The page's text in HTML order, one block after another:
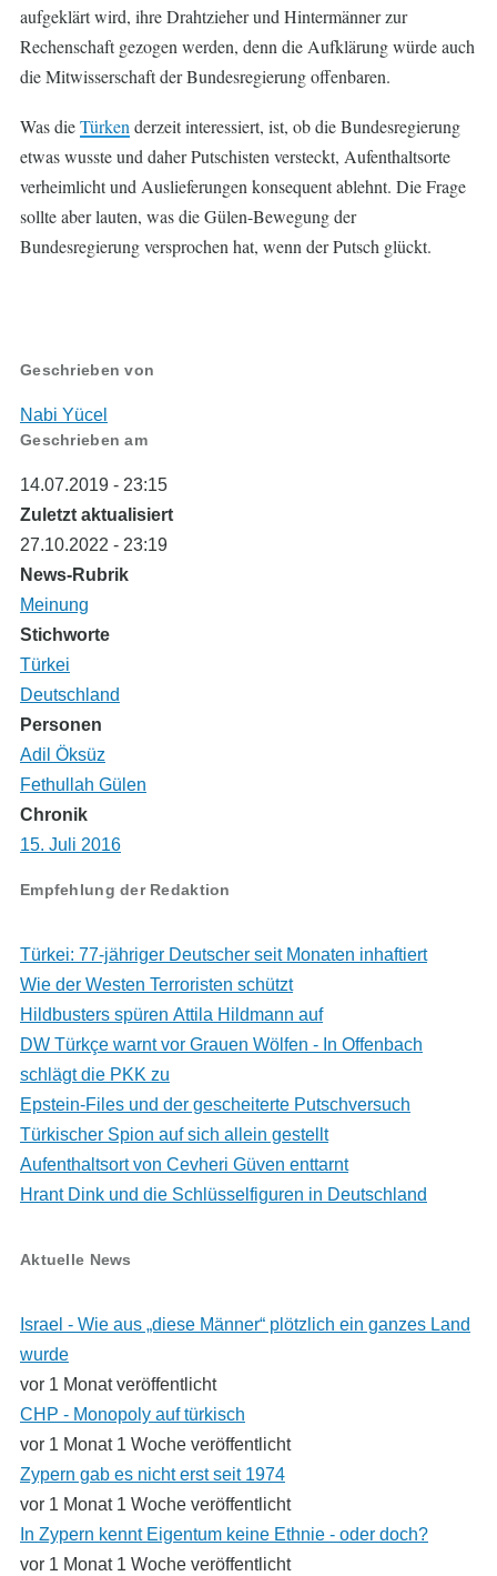
aufgeklärt wird, ihre Drahtzieher und Hintermänner zur
Rechenschaft gezogen werden, denn die Aufklärung würde auch
die Mitwisserschaft der Bundesregierung offenbaren.
Was dieTürken derzeit interessiert, ist, ob die Bundesregierung
etwas wusste und daher Putschisten versteckt, Aufenthaltsorte
verheimlicht und Auslieferungen konsequent ablehnt. Die Frage
sollte aber lauten, was die Gülen-Bewegung der
Bundesregierung versprochen hat, wenn der Putsch glückt.
Geschrieben von
Nabi Yücel
Geschrieben am
14.07.2019 - 23:15
Zuletzt aktualisiert
27.10.2022 - 23:19
News-Rubrik
Meinung
Stichworte
Türkei
Deutschland
Personen
Adil Öksüz
Fethullah Gülen
Chronik
15. Juli 2016
Empfehlung der Redaktion
Türkei: 77-jähriger Deutscher seit Monaten inhaftiert
Wie der Westen Terroristen schützt
Hildbusters spüren Attila Hildmann auf
DW Türkçe warnt vor Grauen Wölfen - In Offenbach
schlägt die PKK zu
Epstein-Files und der gescheiterte Putschversuch
Türkischer Spion auf sich allein gestellt
Aufenthaltsort von Cevheri Güven enttarnt
Hrant Dink und die Schlüsselfiguren in Deutschland
Aktuelle News
Israel - Wie aus „diese Männer“ plötzlich ein ganzes Land
wurde
vor 1 Monat veröffentlicht
CHP - Monopoly auf türkisch
vor 1 Monat 1 Woche veröffentlicht
Zypern gab es nicht erst seit 1974
vor 1 Monat 1 Woche veröffentlicht
In Zypern kennt Eigentum keine Ethnie - oder doch?
vor 1 Monat 1 Woche veröffentlicht